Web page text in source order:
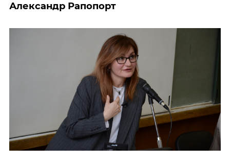
Александр Рапопорт